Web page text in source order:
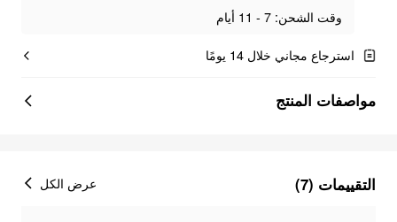
وقت الشحن: 7 - 11 أيام
استرجاع مجاني خلال 14 يومًا
مواصفات المنتج
التقييمات (7) عرض الكل